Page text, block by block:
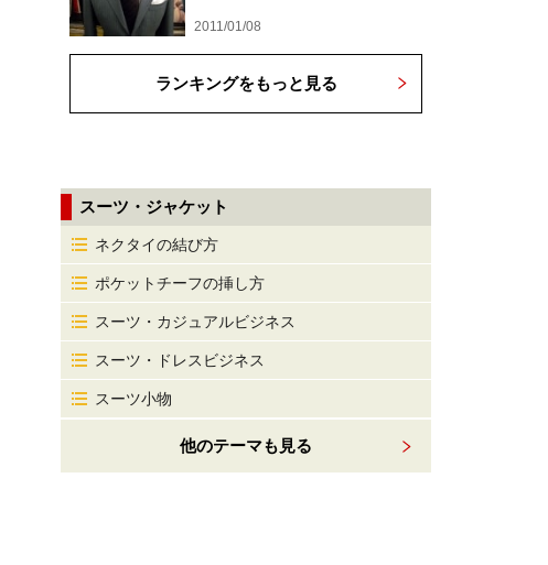
2011/01/08
ランキングをもっと見る
スーツ・ジャケット
ネクタイの結び方
ポケットチーフの挿し方
スーツ・カジュアルビジネス
スーツ・ドレスビジネス
スーツ小物
他のテーマも見る